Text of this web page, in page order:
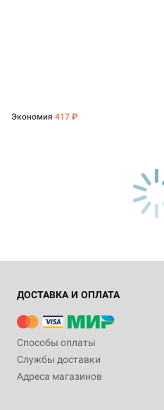
Экономия 417 ₽
ДОСТАВКА И ОПЛАТА
Способы оплаты
Службы доставки
Адреса магазинов